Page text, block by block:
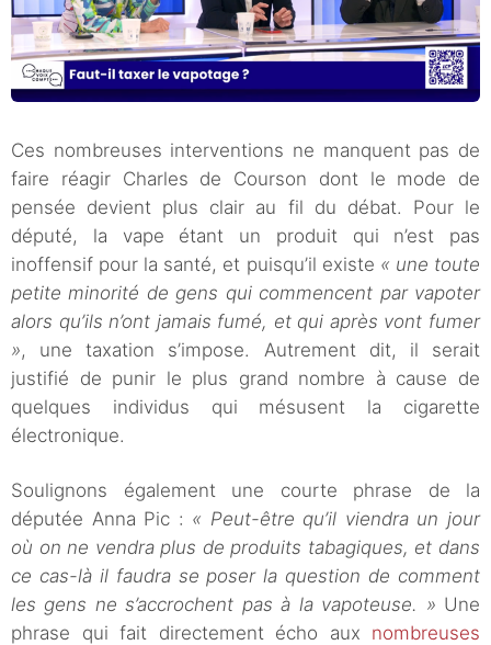
Ces nombreuses interventions ne manquent pas de
faire réagir Charles de Courson dont le mode de
pensée devient plus clair au fil du débat. Pour le
député, la vape étant un produit qui n’est pas
inoffensif pour la santé, et puisqu’il existe « une toute
petite minorité de gens qui commencent par vapoter
alors qu’ils n’ont jamais fumé, et qui après vont fumer
», une taxation s’impose. Autrement dit, il serait
justifié de punir le plus grand nombre à cause de
quelques individus qui mésusent la cigarette
électronique.
Soulignons également une courte phrase de la
députée Anna Pic : « Peut-être qu’il viendra un jour
où on ne vendra plus de produits tabagiques, et dans
ce cas-là il faudra se poser la question de comment
les gens ne s’accrochent pas à la vapoteuse. » Une
phrase qui fait directement écho aux nombreuses